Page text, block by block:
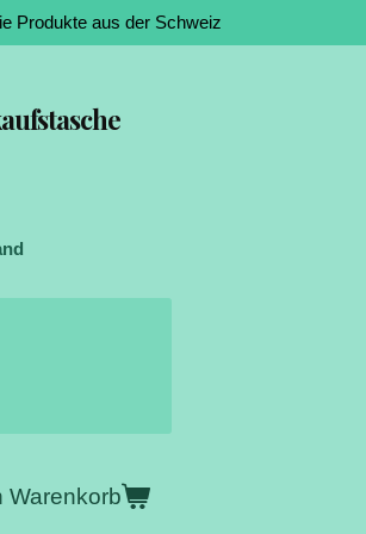
Produkte aus der Schweiz
Warenkorb